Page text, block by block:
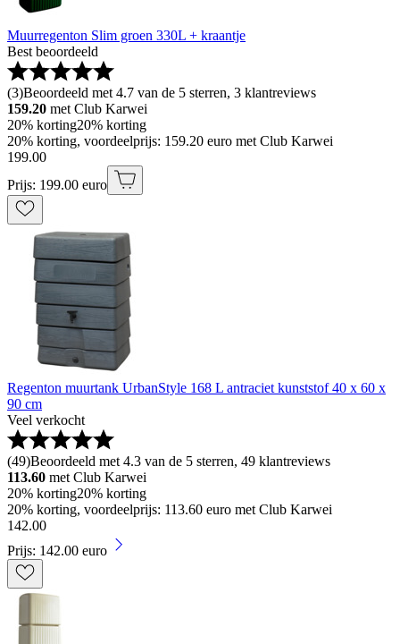
Muurregenton Slim groen 330L + kraantje
Best beoordeeld
(3)Beoordeeld met 4.7 van de 5 sterren, 3 klantreviews
159.20 met Club Karwei
20% korting20% korting
20% korting, voordeelprijs: 159.20 euro met Club Karwei
199.00
Prijs: 199.00 euro
Regenton muurtank UrbanStyle 168 L antraciet kunststof 40 x 60 x
90 cm
Veel verkocht
(49)Beoordeeld met 4.3 van de 5 sterren, 49 klantreviews
113.60 met Club Karwei
20% korting20% korting
20% korting, voordeelprijs: 113.60 euro met Club Karwei
142.00
Prijs: 142.00 euro